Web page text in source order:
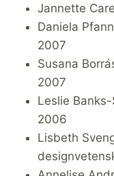
Jannette
Daniela
2007
Susana
2007
Leslie
2006
Lisbeth